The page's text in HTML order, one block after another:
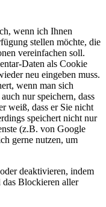
wenn ich Ihnen
stellen möchte, die
vereinfachen soll.
Daten als Cookie
neu eingeben muss.
wenn man sich
nur speichern, dass
weiß, dass er Sie nicht
speichert nicht nur
(z.B. von Google
gerne nutzen, um
deaktivieren, indem
das Blockieren aller